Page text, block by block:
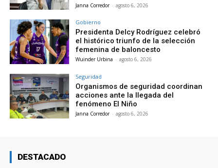
Janna Corredor - agosto 6, 2026
Gobierno
Presidenta Delcy Rodríguez celebró
el histórico triunfo de la selección
femenina de baloncesto
Wuinder Urbina - agosto 6, 2026
Seguridad
Organismos de seguridad coordinan
acciones ante la llegada del
fenómeno El Niño
Janna Corredor - agosto 6, 2026
DESTACADO